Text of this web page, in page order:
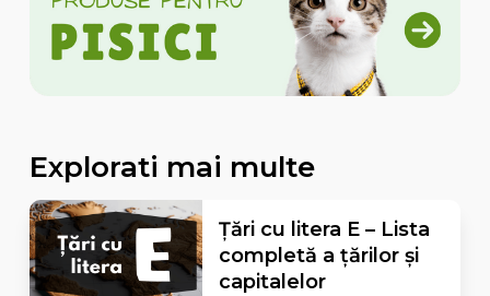
Explorati mai multe
Țări cu litera E – Lista
completă a țărilor și
capitalelor